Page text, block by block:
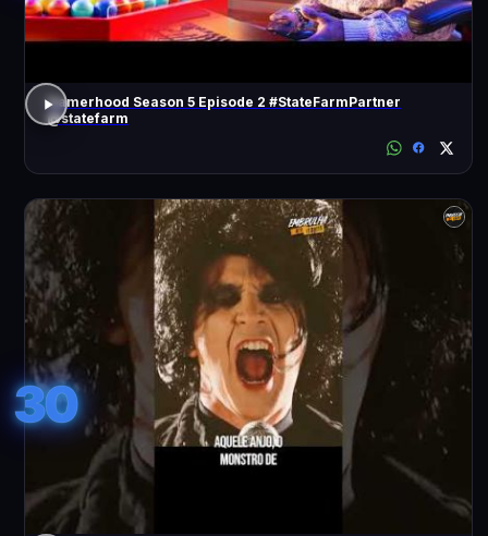
Gamerhood Season 5 Episode 2 #StateFarmPartner
@statefarm
30